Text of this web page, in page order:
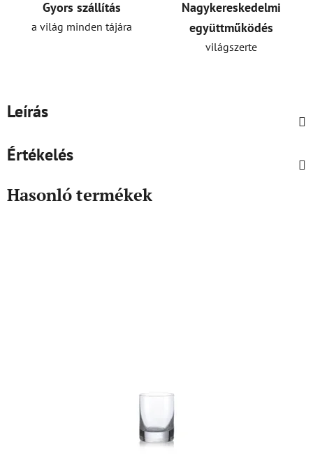
Gyors szállítás
a világ minden tájára
Nagykereskedelmi
együttműködés
világszerte
Leírás
Értékelés
Hasonló termékek